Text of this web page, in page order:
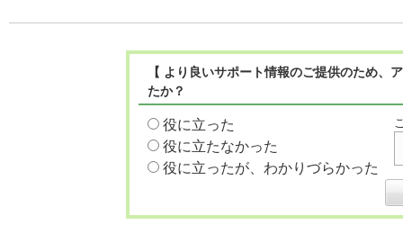
【 より良いサポート情報のご提供のため
たか？
役に立った
役に立たなかった
役に立ったが、わかりづらかった